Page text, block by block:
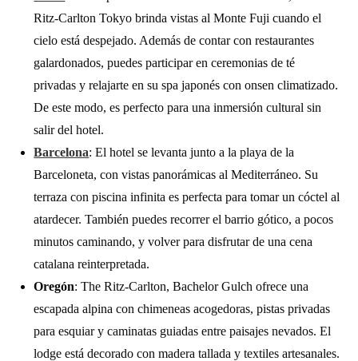
Ritz-Carlton Tokyo brinda vistas al Monte Fuji cuando el
cielo está despejado. Además de contar con restaurantes
galardonados, puedes participar en ceremonias de té
privadas y relajarte en su spa japonés con onsen climatizado.
De este modo, es perfecto para una inmersión cultural sin
salir del hotel.
Barcelona: El hotel se levanta junto a la playa de la
Barceloneta, con vistas panorámicas al Mediterráneo. Su
terraza con piscina infinita es perfecta para tomar un cóctel al
atardecer. También puedes recorrer el barrio gótico, a pocos
minutos caminando, y volver para disfrutar de una cena
catalana reinterpretada.
Oregón: The Ritz-Carlton, Bachelor Gulch ofrece una
escapada alpina con chimeneas acogedoras, pistas privadas
para esquiar y caminatas guiadas entre paisajes nevados. El
lodge está decorado con madera tallada y textiles artesanales.